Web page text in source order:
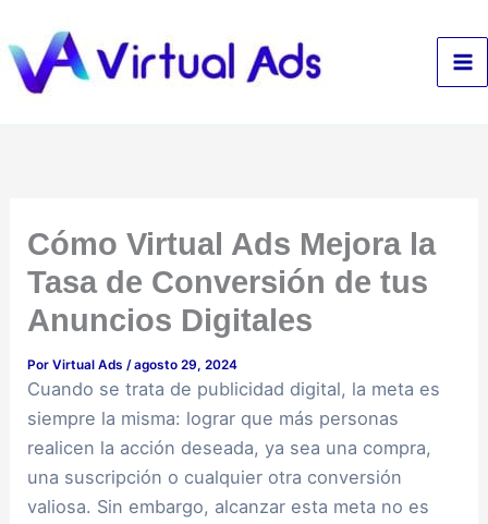
al
contenido
Cómo Virtual Ads Mejora la
Tasa de Conversión de tus
Anuncios Digitales
PorVirtual Ads/agosto 29, 2024
Cuando se trata de publicidad digital, la meta es
siempre la misma: lograr que más personas
realicen la acción deseada, ya sea una compra,
una suscripción o cualquier otra conversión
valiosa. Sin embargo, alcanzar esta meta no es